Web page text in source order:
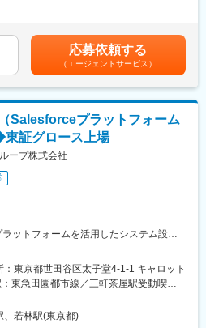
迎します。
体的なシステム要件や業務要件に落と
めのデータ分析手法を設計し、データ
てデータ分析を進める
セス、またセキュリティ/ガバナンス/コ
べき点をシステム要件や業務要件に反
、テスト計画の策定～実施
き開発/運用フェーズの課題抽出/改善施
研修を受講いただき、当社ならではの方
つけていただきます。その後は、プロ
スキルに応じて決定いたします。※リアル
いう評価制度があり、毎月昇給の機会が
または1年に1度の機会を待たずとも実績
、過去には入社2ヶ月で給与UPを叶えた
くまでも目安の金額であり、選考を通
ります。月給(月額)は固定手当を含めた表
応募依頼する
（エージェントサービス）
Salesforceプラットフォーム
証グロース上場
ープ株式会社
ットフォームを活用したシステム設
を中心としたクラウドソリュー
通じて、ビジネスプロセスの効率化と顧
ただきます。
：東京都世田谷区太子堂4-1-1 キャロット
東急田園都市線／三軒茶屋駅受動喫煙
、若林駅(東京都)